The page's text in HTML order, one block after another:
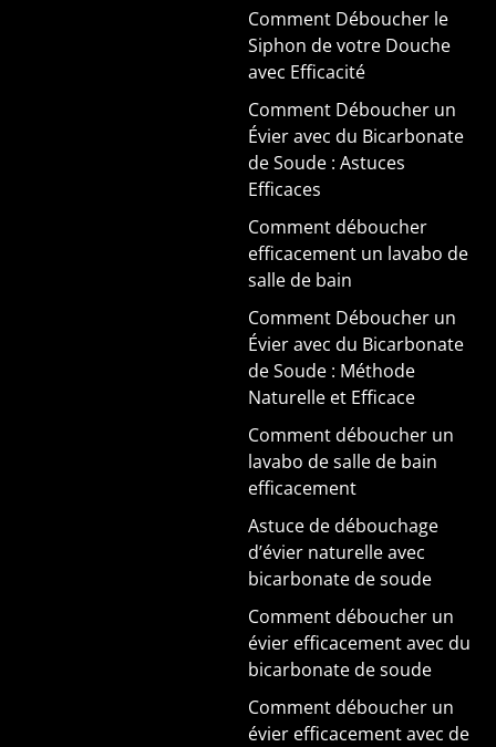
Comment Déboucher le
Siphon de votre Douche
avec Efficacité
Comment Déboucher un
Évier avec du Bicarbonate
de Soude : Astuces
Efficaces
Comment déboucher
efficacement un lavabo de
salle de bain
Comment Déboucher un
Évier avec du Bicarbonate
de Soude : Méthode
Naturelle et Efficace
Comment déboucher un
lavabo de salle de bain
efficacement
Astuce de débouchage
d’évier naturelle avec
bicarbonate de soude
Comment déboucher un
évier efficacement avec du
bicarbonate de soude
Comment déboucher un
évier efficacement avec de